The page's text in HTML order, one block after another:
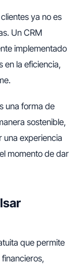
ya no es
Un CRM
implementado
en la eficiencia,
una forma de
sostenible,
una experiencia
momento de dar
que permite